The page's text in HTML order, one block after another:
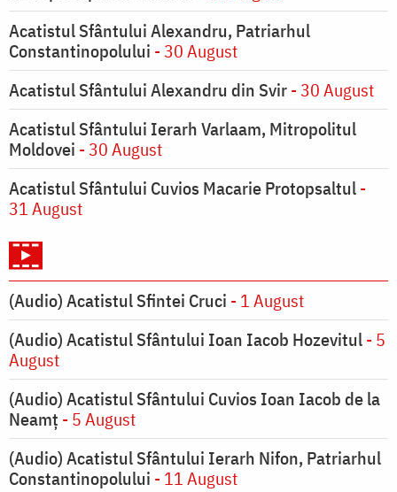
Acatistul Sfântului Alexandru, Patriarhul
Constantinopolului - 30 August
Acatistul Sfântului Alexandru din Svir- 30 August
Acatistul Sfântului Ierarh Varlaam, Mitropolitul
Moldovei - 30 August
Acatistul Sfântului Cuvios Macarie Protopsaltul-
31 August
(Audio) Acatistul Sfintei Cruci - 1 August
(Audio) Acatistul Sfântului Ioan Iacob Hozevitul- 5
August
(Audio) Acatistul Sfântului Cuvios Ioan Iacob de la
Neamț - 5 August
(Audio) Acatistul Sfântului Ierarh Nifon, Patriarhul
Constantinopolului - 11 August